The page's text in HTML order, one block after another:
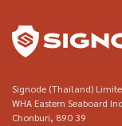
Signode (Thailand)
WHA Eastern Seaboard
Chonburi, 890 39